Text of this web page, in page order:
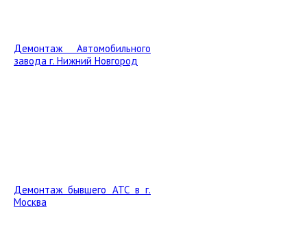
Демонтаж Автомобильного
завода г. Нижний Новгород
Демонтаж бывшего АТС в г.
Москва